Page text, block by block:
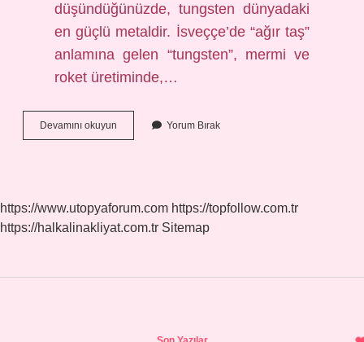
düşündüğünüzde, tungsten dünyadaki
en güçlü metaldir. İsveççe’de “ağır taş”
anlamına gelen “tungsten”, mermi ve
roket üretiminde,…
Devamını okuyun Dünyanın
En
Yorum Bırak
https://www.utopyaforum.com https://topfollow.com.tr
https://halkalinakliyat.com.tr Sitemap